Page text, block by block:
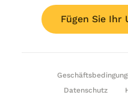
Fügen Sie Ihr
Datenschutz